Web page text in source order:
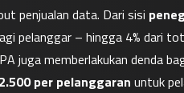
penjualan data. Dari sisi
pelanggar – hingga 4% dari
juga memberlakukan denda
per pelanggaran untuk